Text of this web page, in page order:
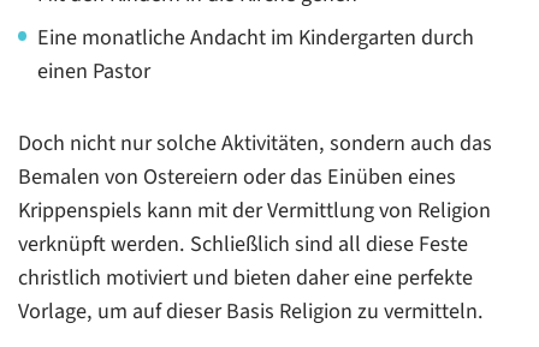
Eine monatliche Andacht im Kindergarten durch
einen Pastor
Doch nicht nur solche Aktivitäten, sondern auch das
Bemalen von Ostereiern oder das Einüben eines
Krippenspiels kann mit der Vermittlung von Religion
verknüpft werden. Schließlich sind all diese Feste
christlich motiviert und bieten daher eine perfekte
Vorlage, um auf dieser Basis Religion zu vermitteln.